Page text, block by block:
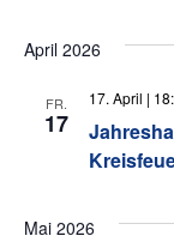
April 2026
FR.
17
17. April |
Mai 2026